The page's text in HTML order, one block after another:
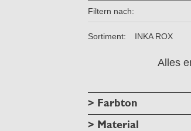
Filtern nach:
Sortiment: INKA ROX
Alles
> Farbton
> Material